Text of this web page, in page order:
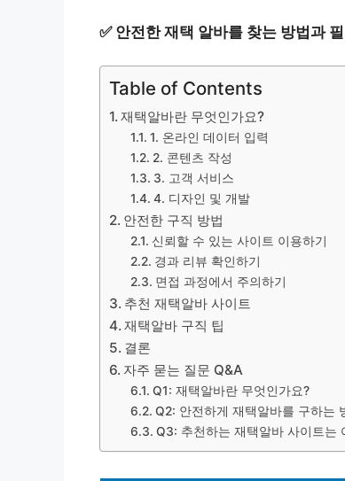
✅ 안전한 재택 알바를 찾는 방법과
Table of Contents
재택알바란 무엇인가요?
1. 온라인 데이터 입력
2. 콘텐츠 작성
3. 고객 서비스
4. 디자인 및 개발
안전한 구직 방법
신뢰할 수 있는 사이트 이용하기
경과 리뷰 확인하기
면접 과정에서 주의하기
추천 재택알바 사이트
재택알바 구직 팁
결론
자주 묻는 질문 Q&A
Q1: 재택알바란 무엇인가요?
Q2: 안전하게 재택알바를 구하는
Q3: 추천하는 재택알바 사이트는